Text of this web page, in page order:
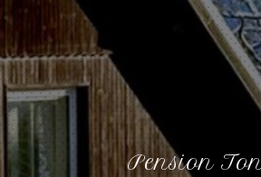
Pension